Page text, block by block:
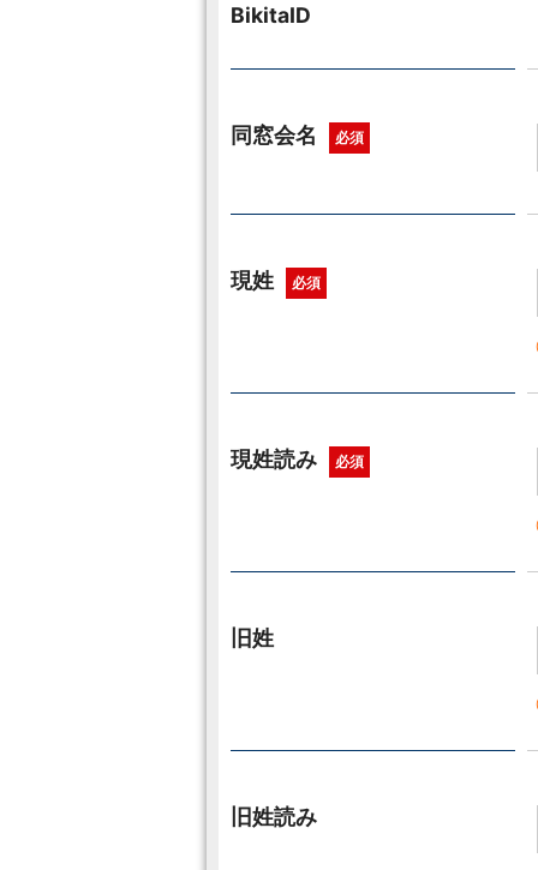
BikitaID
同窓会名 必須
現姓 必須
現姓読み 必須
旧姓
旧姓読み